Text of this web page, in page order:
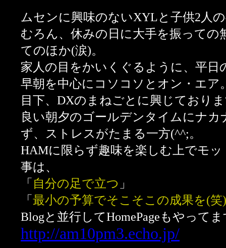
ムセンに興味のないXYLと子供2人
むろん、休みの日に大手を振っての
てのほか(涙)。
家人の目をかいくぐるように、平日
早朝を中心にコソコソとオン・エア
目下、DXのまねごとに興じており
良い朝夕のゴールデンタイムにナカ
ず、ストレスがたまる一方(^^;。
HAMに限らず趣味を楽しむ上でモ
事は、
「 自分の足で立つ 」
「 最小の予算でそこそこの成果を(笑)
Blogと並行してHomePageもやって
http://am10pm3.echo.jp/